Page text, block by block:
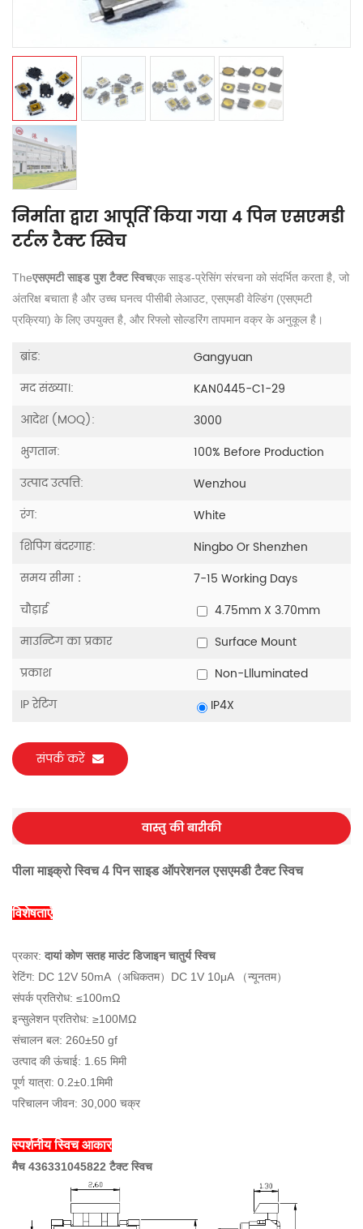
निर्माता द्वारा आपूर्ति किया गया 4 पिन एसएमडी
टर्टल टैक्ट स्विच
Theएसएमटी साइड पुश टैक्ट स्विचएक साइड-प्रेसिंग संरचना को संदर्भित करता है, जो
अंतरिक्ष बचाता है और उच्च घनत्व पीसीबी लेआउट, एसएमडी वेल्डिंग (एसएमटी
प्रक्रिया) के लिए उपयुक्त है, और रिफ्लो सोल्डरिंग तापमान वक्र के अनुकूल है।
ब्रांड:
Gangyuan
मद संख्या।:
KAN0445-C1-29
आदेश (MOQ):
3000
भुगतान:
100% Before Production
उत्पाद उत्पत्ति:
Wenzhou
रंग:
White
शिपिंग बंदरगाह:
Ningbo Or Shenzhen
समय सीमा：
7-15 Working Days
चौड़ाई
4.75mm X 3.70mm
माउन्टिंग का प्रकार
Surface Mount
प्रकाश
Non-Llluminated
IP रेटिंग
IP4X
संपर्क करें
वास्तु की बारीकी
पीला माइक्रो स्विच 4 पिन साइड ऑपरेशनल एसएमडी टैक्ट स्विच
विशेषताएँ
प्रकार: दायां कोण सतह माउंट डिजाइन चातुर्य स्विच
रेटिंग: DC 12V 50mA（अधिकतम）DC 1V 10μA （न्यूनतम）
संपर्क प्रतिरोध: ≤100mΩ
इन्सुलेशन प्रतिरोध: ≥100MΩ
संचालन बल: 260±50 gf
उत्पाद की ऊंचाई: 1.65 मिमी
पूर्ण यात्रा: 0.2±0.1मिमी
परिचालन जीवन: 30,000 चक्र
स्पर्शनीय स्विच आकार
मैच 436331045822 टैक्ट स्विच